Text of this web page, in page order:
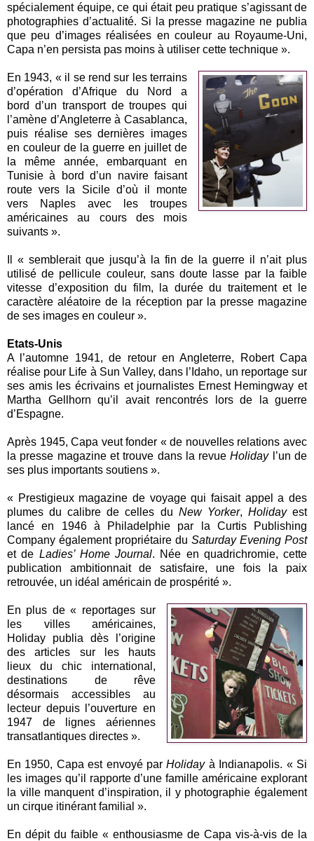
spécialement équipe, ce qui était peu pratique s’agissant de
photographies d’actualité. Si la presse magazine ne publia
que peu d’images réalisées en couleur au Royaume-Uni,
Capa n’en persista pas moins à utiliser cette technique ».
En 1943, « il se rend sur les terrains
d’opération d’Afrique du Nord a
bord d’un transport de troupes qui
l’amène d’Angleterre à Casablanca,
puis réalise ses dernières images
en couleur de la guerre en juillet de
la même année, embarquant en
Tunisie à bord d’un navire faisant
route vers la Sicile d’où il monte
vers Naples avec les troupes
américaines au cours des mois
suivants ».
Il « semblerait que jusqu’à la fin de la guerre il n’ait plus
utilisé de pellicule couleur, sans doute lasse par la faible
vitesse d’exposition du film, la durée du traitement et le
caractère aléatoire de la réception par la presse magazine
de ses images en couleur ».
Etats-Unis
A l’automne 1941, de retour en Angleterre, Robert Capa
réalise pour Life à Sun Valley, dans l’Idaho, un reportage sur
ses amis les écrivains et journalistes Ernest Hemingway et
Martha Gellhorn qu’il avait rencontrés lors de la guerre
d’Espagne.
Après 1945, Capa veut fonder « de nouvelles relations avec
la presse magazine et trouve dans la revueHoliday l’un de
ses plus importants soutiens ».
« Prestigieux magazine de voyage qui faisait appel a des
plumes du calibre de celles du New Yorker, Holidayest
lancé en 1946 à Philadelphie par la Curtis Publishing
Company également propriétaire du Saturday Evening Post
et de Ladies’ Home Journal. Née en quadrichromie, cette
publication ambitionnait de satisfaire, une fois la paix
retrouvée, un idéal américain de prospérité ».
En plus de « reportages sur
les villes américaines,
Holiday publia dès l’origine
des articles sur les hauts
lieux du chic international,
destinations de rêve
désormais accessibles au
lecteur depuis l’ouverture en
1947 de lignes aériennes
transatlantiques directes ».
En 1950, Capa est envoyé parHolidayà Indianapolis. « Si
les images qu’il rapporte d’une famille américaine explorant
la ville manquent d’inspiration, il y photographie également
un cirque itinérant familial ».
En dépit du faible « enthousiasme de Capa vis-à-vis de la